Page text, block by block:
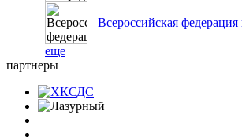
Всероссийская федерация
еще
партнеры